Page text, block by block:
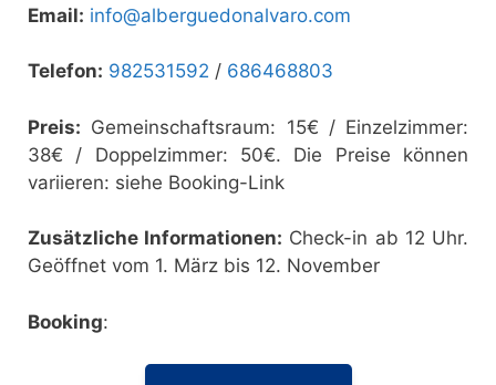
Email: info@alberguedonalvaro.com
Telefon: 982531592 / 686468803
Preis: Gemeinschaftsraum: 15€ / Einzelzimmer:
38€ / Doppelzimmer: 50€. Die Preise können
variieren: siehe Booking-Link
Zusätzliche Informationen: Check-in ab 12 Uhr.
Geöffnet vom 1. März bis 12. November
Booking: